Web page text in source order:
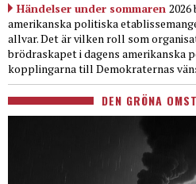
Händelser under sommaren
amerikanska politiska
allvar. Det är vilken roll som
brödraskapet i dagens amerikanska
kopplingarna till Demokraternas
DEN GRÖNA